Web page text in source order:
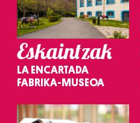
Eskaintzak
LA ENCARTADA
FABRIKA-MUSEOA